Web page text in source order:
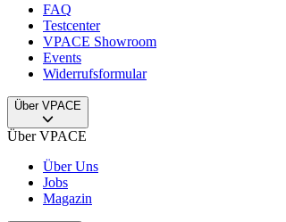
FAQ
Testcenter
VPACE Showroom
Events
Widerrufsformular
Über VPACE
Über VPACE
Über Uns
Jobs
Magazin